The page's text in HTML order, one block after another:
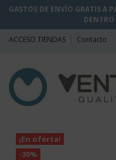
GASTOS DE ENVÍO GRATIS A
ACCESO TIENDAS Contacto
¡En oferta!
-30%